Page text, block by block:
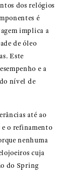
dos relógios
é
implica a
de óleo
Este
e a
nível de
até ao
o refinamento
nenhuma
cuja
do Spring